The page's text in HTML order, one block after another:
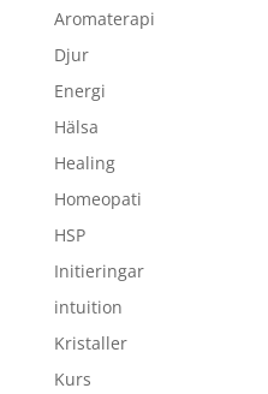
Aromaterapi
Djur
Energi
Hälsa
Healing
Homeopati
HSP
Initieringar
intuition
Kristaller
Kurs